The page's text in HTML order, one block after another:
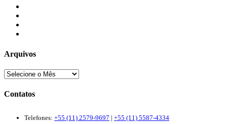
Arquivos
Contatos
Telefones: +55 (11) 2579-9697 | +55 (11) 5587-4334